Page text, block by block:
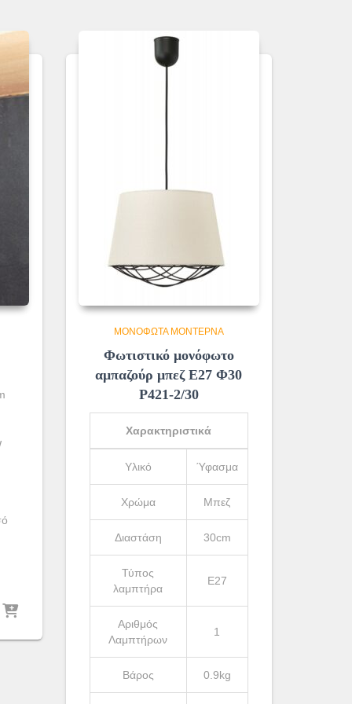
ΜΟΝΌΦΩΤΑ ΜΟΝΤΈΡΝΑ
Φωτιστικό μονόφωτο
αμπαζούρ μπεζ Ε27 Φ30
Ρ421-2/30
Χαρακτηριστικά
Υλικό Ύφασμα
Χρώμα Μπεζ
Διαστάση 30cm
Τύπος
λαμπτήρα
Ε27
Αριθμός
Λαμπτήρων
1
Βάρος 0.9kg